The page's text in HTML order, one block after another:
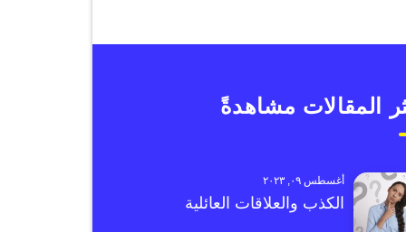
المقالات مشاهدةً
أغسطس ٠٩, ٢٠٢٣
الكذب والعلاقات العائلية